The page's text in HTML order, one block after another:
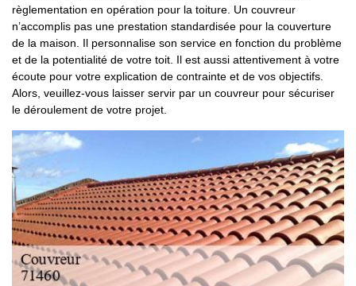
règlementation en opération pour la toiture. Un couvreur
n’accomplis pas une prestation standardisée pour la couverture
de la maison. Il personnalise son service en fonction du problème
et de la potentialité de votre toit. Il est aussi attentivement à votre
écoute pour votre explication de contrainte et de vos objectifs.
Alors, veuillez-vous laisser servir par un couvreur pour sécuriser
le déroulement de votre projet.